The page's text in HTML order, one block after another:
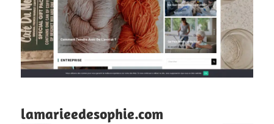
lamarieedesophie.com